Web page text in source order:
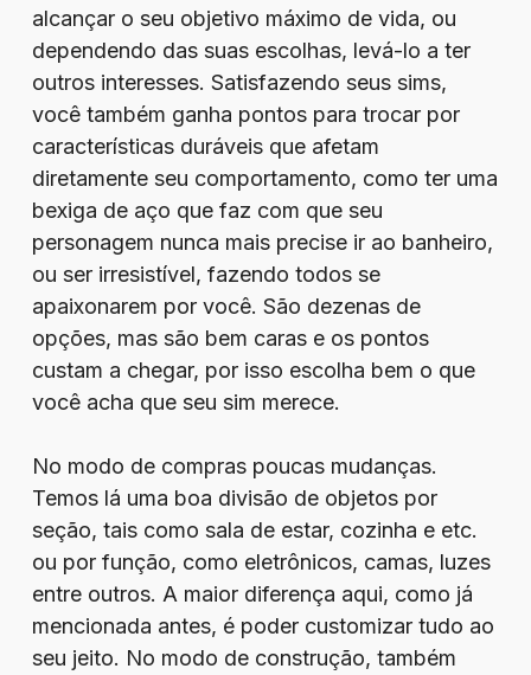
alcançar o seu objetivo máximo de vida, ou
dependendo das suas escolhas, levá-lo a ter
outros interesses. Satisfazendo seus sims,
você também ganha pontos para trocar por
características duráveis que afetam
diretamente seu comportamento, como ter uma
bexiga de aço que faz com que seu
personagem nunca mais precise ir ao banheiro,
ou ser irresistível, fazendo todos se
apaixonarem por você. São dezenas de
opções, mas são bem caras e os pontos
custam a chegar, por isso escolha bem o que
você acha que seu sim merece.
No modo de compras poucas mudanças.
Temos lá uma boa divisão de objetos por
seção, tais como sala de estar, cozinha e etc.
ou por função, como eletrônicos, camas, luzes
entre outros. A maior diferença aqui, como já
mencionada antes, é poder customizar tudo ao
seu jeito. No modo de construção, também